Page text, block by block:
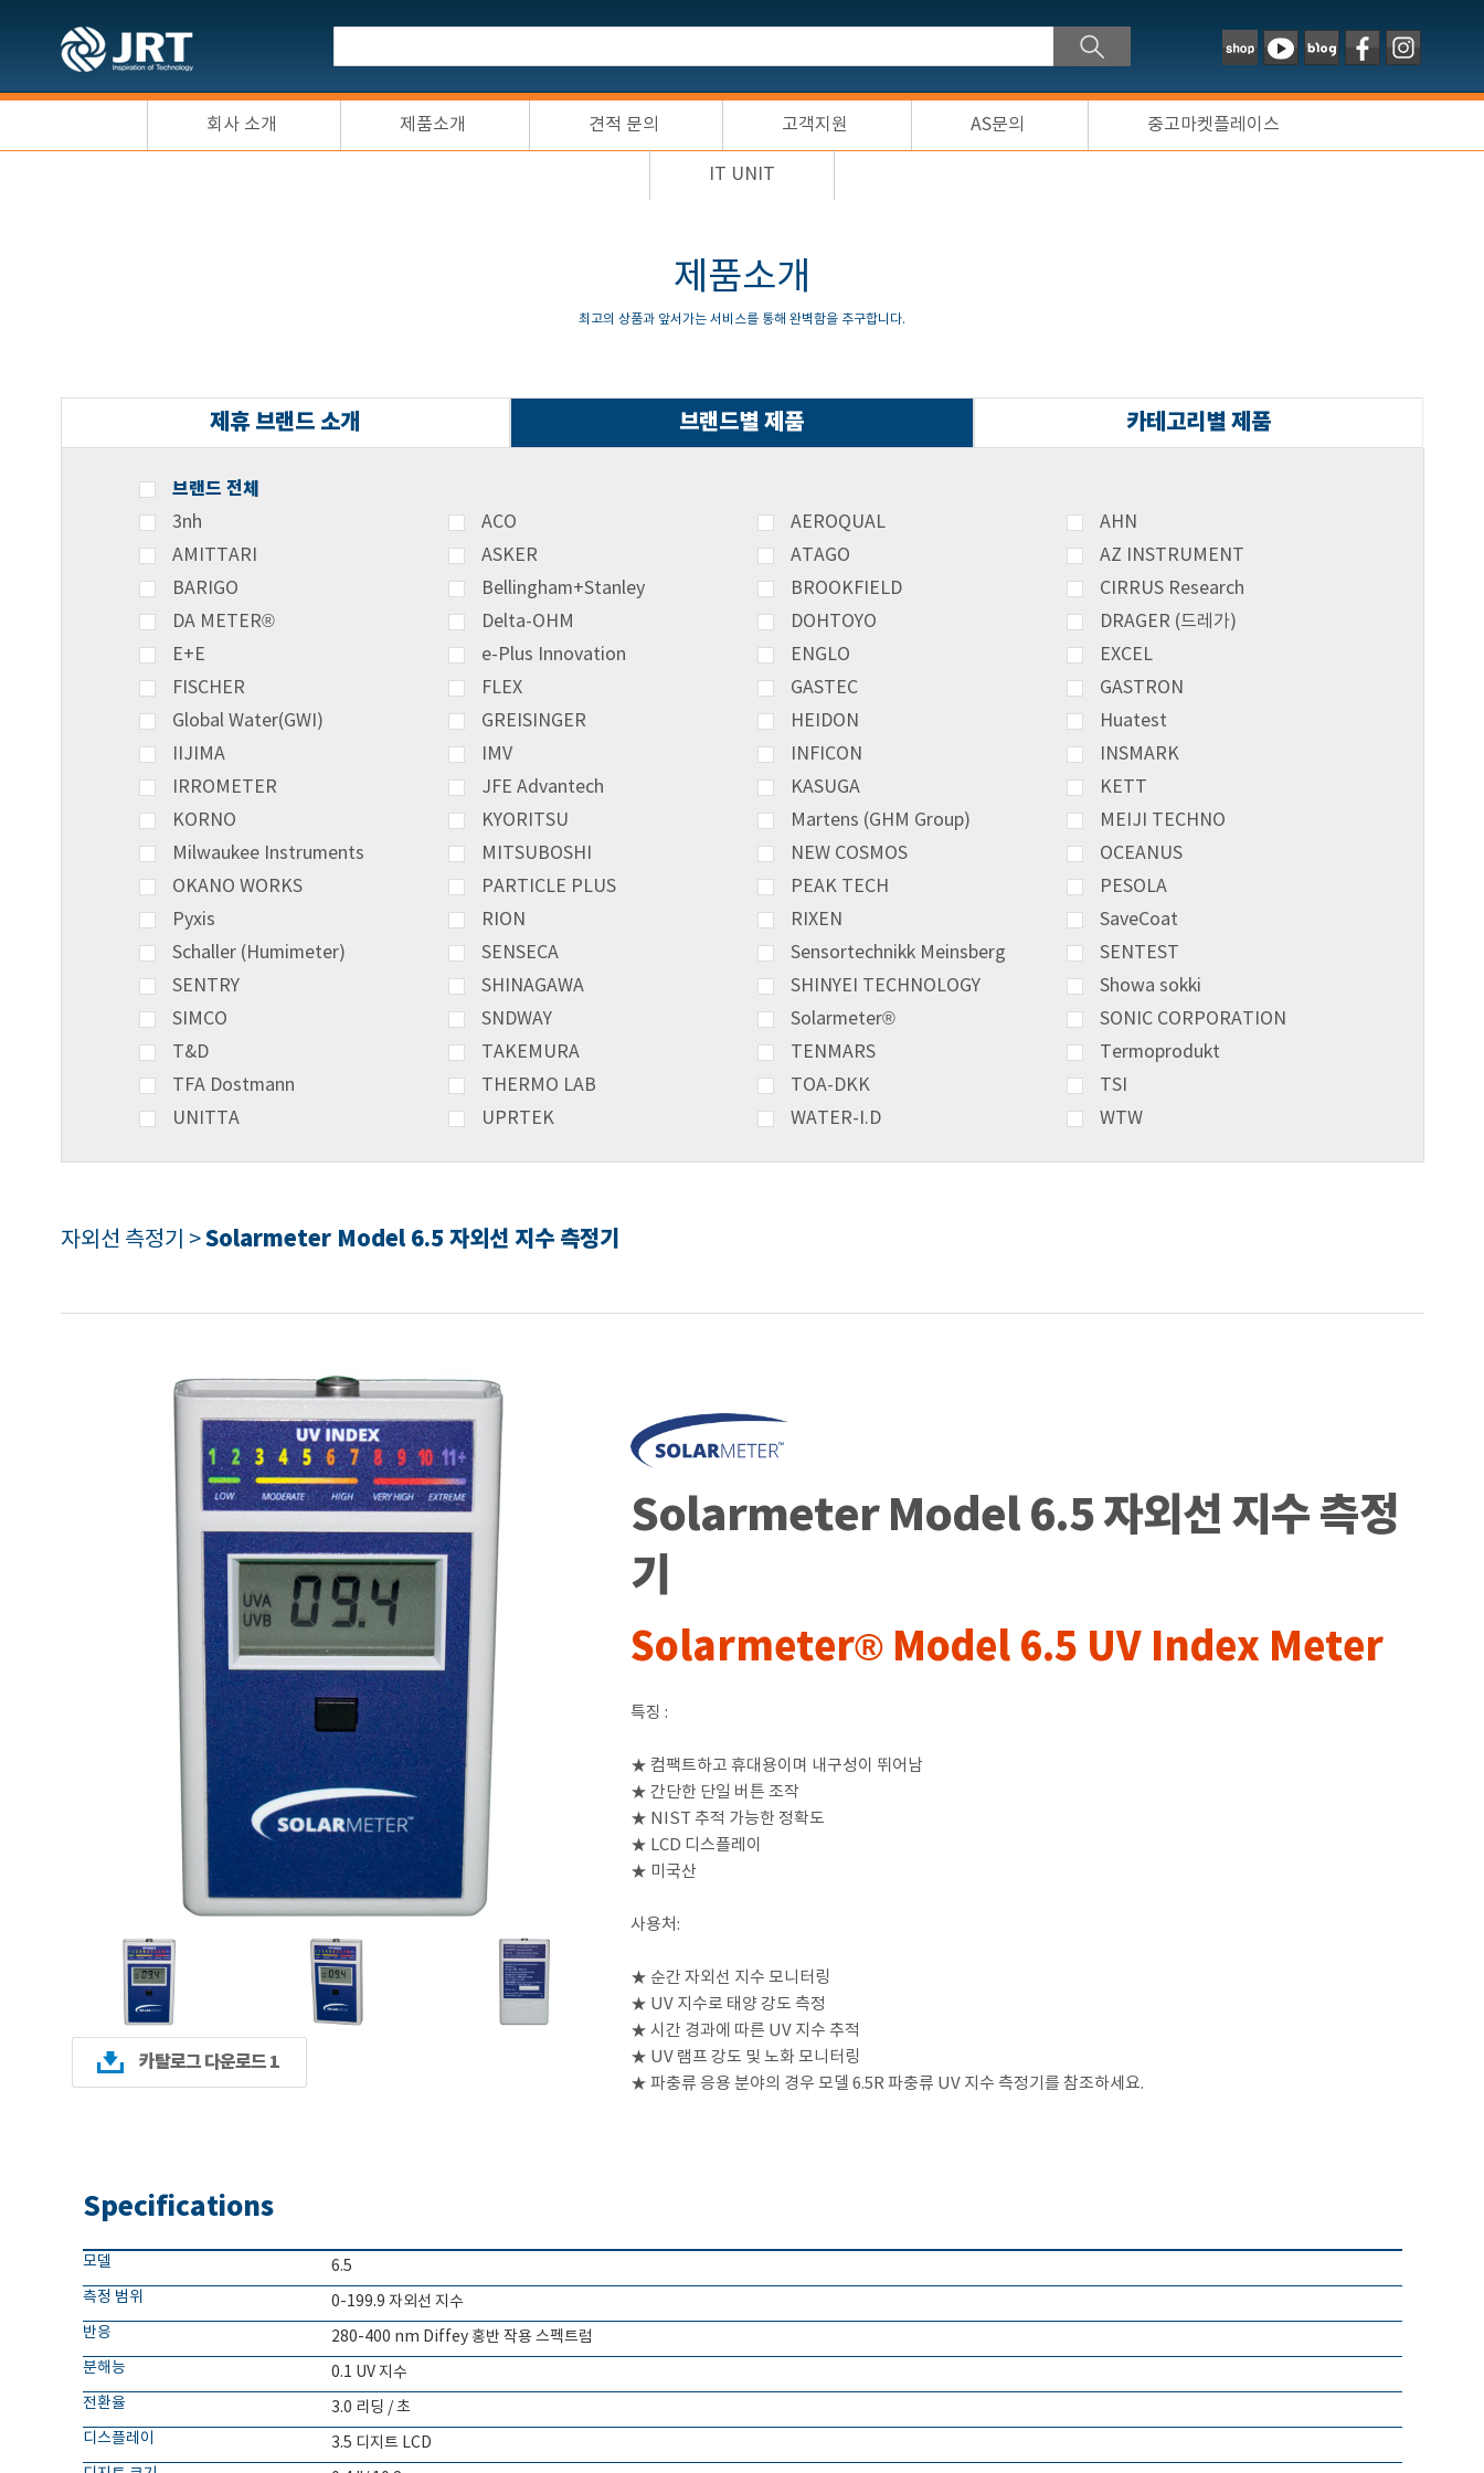
회사 소개 제품소개 견적 문의 고객지원 AS문의 중고마켓플레이스
IT UNIT
제품소개
최고의 상품과 앞서가는 서비스를 통해 완벽함을 추구합니다.
제휴 브랜드 소개 브랜드별 제품 카테고리별 제품
브랜드 전체
3nh ACO AEROQUAL
AHN
AMITTARI
ASKER ATAGO
AZ INSTRUMENT
BARIGO
Bellingham+Stanley BROOKFIELD
CIRRUS Research
DA METER®
Delta-OHM DOHTOYO
DRAGER (드레가)
E+E
e-Plus Innovation ENGLO
EXCEL
FISCHER
FLEX GASTEC
GASTRON
Global Water(GWI)
GREISINGER HEIDON
Huatest
IIJIMA
IMV INFICON
INSMARK
IRROMETER
JFE Advantech KASUGA
KETT
KORNO
KYORITSU Martens (GHM Group)
MEIJI TECHNO
Milwaukee Instruments
MITSUBOSHI NEW COSMOS
OCEANUS
OKANO WORKS
PARTICLE PLUS PEAK TECH
PESOLA
Pyxis
RION RIXEN
SaveCoat
Schaller (Humimeter)
SENSECA Sensortechnikk Meinsberg
SENTEST
SENTRY
SHINAGAWA SHINYEI TECHNOLOGY
Showa sokki
SIMCO
SNDWAY Solarmeter®
SONIC CORPORATION
T&D
TAKEMURA TENMARS
Termoprodukt
TFA Dostmann
THERMO LAB TOA-DKK
TSI
UNITTA
UPRTEK WATER-I.D WTW
자외선 측정기 >Solarmeter Model 6.5 자외선 지수 측정기
카탈로그 다운로드 1
Solarmeter Model 6.5 자외선 지수 측정
기
Solarmeter® Model 6.5 UV Index Meter
특징 :
★ 컴팩트하고 휴대용이며 내구성이 뛰어남
★ 간단한 단일 버튼 조작
★ NIST 추적 가능한 정확도
★ LCD 디스플레이
★ 미국산
사용처:
★ 순간 자외선 지수 모니터링
★ UV 지수로 태양 강도 측정
★ 시간 경과에 따른 UV 지수 추적
★ UV 램프 강도 및 노화 모니터링
★ 파충류 응용 분야의 경우 모델 6.5R 파충류 UV 지수 측정기를 참조하세요.
Specifications
모델
6.5
측정 범위
0-199.9 자외선 지수
반응
280-400 nm Diffey 홍반 작용 스펙트럼
분해능
0.1 UV 지수
전환율
3.0 리딩 / 초
디스플레이
3.5 디지트 LCD